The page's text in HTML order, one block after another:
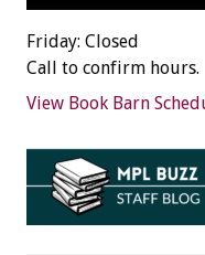
Friday: Closed
Call to confirm hours.
View Book Barn